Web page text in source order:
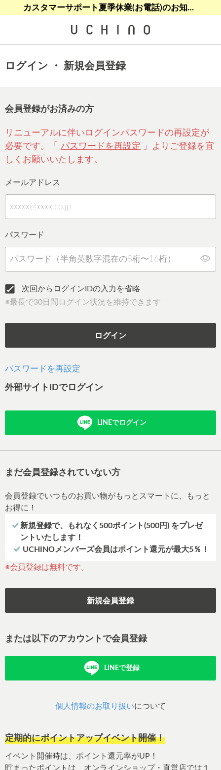
熊本地震等の影響によるお荷物配送について
【クリアランスセール】人気パジャマが追加！
カスタマーサポート夏季休業(お電話)のお知らせ
熊本地震等の影響によるお荷物配送について
【クリアランスセール】人気パジャマが追加！
ログイン ・ 新規会員登録
会員登録がお済みの方
リニューアルに伴いログインパスワードの再設定が
必要です。「 パスワードを再設定
」よりご登録を宜
しくお願いいたします。
メールアドレス
パスワード
次回からログインIDの入力を省略
※最長で30日間ログイン状況を維持できます
ログイン
パスワードを再設定
外部サイトIDでログイン
LINEでログイン
まだ会員登録されていない方
会員登録でいつものお買い物がもっとスマートに、もっと
お得に！
新規登録で、もれなく500ポイント(500円) をプレゼ
ントいたします！
UCHINOメンバーズ会員はポイント還元が最大5％！
※会員登録は無料です。
新規会員登録
または以下のアカウントで会員登録
LINEで登録
個人情報のお取り扱いについて
定期的にポイントアップイベント開催！
イベント開催時は、ポイント還元率がUP！
貯まったポイントは、オンラインショップ・直営店では１